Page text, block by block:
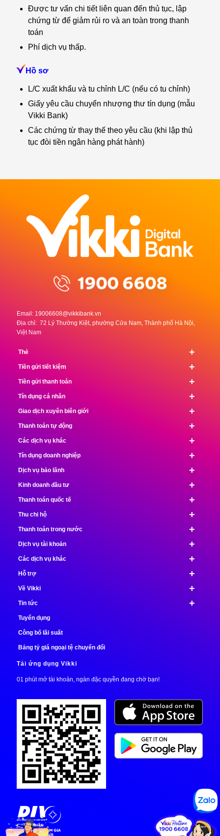
Được tư vấn chi tiết liên quan đến thủ tục, lập
chứng từ để giảm rủi ro và an toàn trong thanh
toán
Phí dịch vụ thấp.
Hồ sơ
L/C xuất khẩu và tu chỉnh L/C (nếu có tu chỉnh)
Giấy yêu cầu chuyển nhượng thư tín dụng (mẫu
Vikki Bank)
Các chứng từ thay thế theo yêu cầu (khi lập thủ
tục đòi tiền ngân hàng phát hành)
Email: 19006608@vikkibank.vn
Địa chỉ: 72 Lý Thường Kiệt, phường Cửa Nam, Thành phố Hà Nội,
Việt Nam
+
Thẻ
+
Tiền gửi tiết kiệm
+
Tiền gửi thanh toán
+
Tín dụng cá nhân
+
Giao dịch xuyên biên giới
+
Thanh toán tự động
+
Các dịch vụ khác
+
Tín dụng doanh nghiệp
+
Dịch vụ bảo lãnh
+
Kinh doanh đầu tư
+
Thanh toán quốc tế
+
Thu chi hộ
+
Thanh toán trong nước
+
Dịch vụ tài khoản
+
Các dịch vụ khác
+
Hỗ trợ
+
Về Vikki
+
Tin tức
Tuyển dụng
Công bố lãi suất
Bảng tỷ giá ngoại tệ chuyển đổi
Tải ứng dụng Vikki
01 phút mở tài khoản, ngàn đặc quyền đang chờ bạn!